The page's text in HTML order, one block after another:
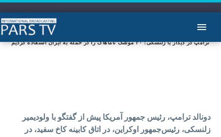
ترامپ در دیدار با زلنسکی: ۳۰ موشک‌ تاماهاک را در حمله به ایران استفاده کردیم
دونالد ترامپ،‌ رئیس جمهور آمریکا پیش از گفتگو با ولودیمیر
زلنسکی،‌ رئیس‌جمهور اوکراین،‌ در اتاق کابینه کاخ سفید، در